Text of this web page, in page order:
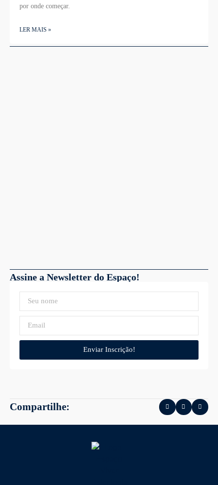
por onde começar.
LER MAIS »
Assine a Newsletter do Espaço!
Enviar Inscrição!
Compartilhe: